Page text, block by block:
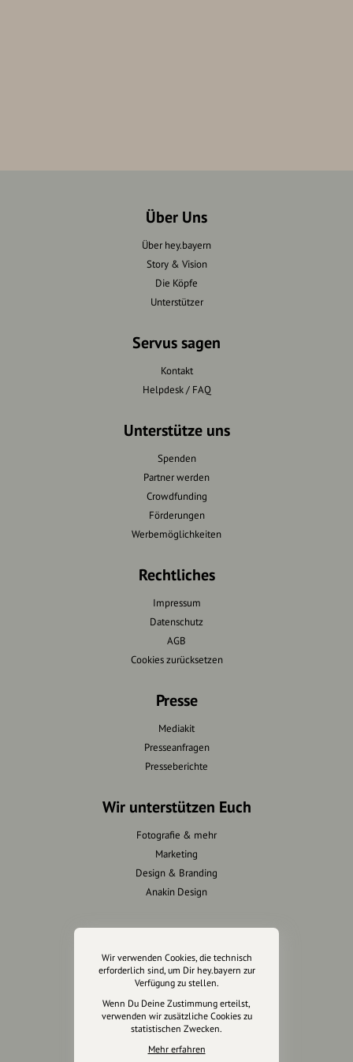
Über Uns
Über hey.bayern
Story & Vision
Die Köpfe
Unterstützer
Servus sagen
Kontakt
Helpdesk / FAQ
Unterstütze uns
Spenden
Partner werden
Crowdfunding
Förderungen
Werbemöglichkeiten
Rechtliches
Impressum
Datenschutz
AGB
Cookies zurücksetzen
Presse
Mediakit
Presseanfragen
Presseberichte
Wir unterstützen Euch
Fotografie & mehr
Marketing
Design & Branding
Anakin Design
Unterstütze
unsere Plattform
hey.bayern ist ein Projekt von
uns für unsere Region und
für alle, die uns besuchen
Wir verwenden Cookies, die technisch
erforderlich sind, um Dir hey.bayern zur
Verfügung zu stellen.
Wenn Du Deine Zustimmung erteilst,
verwenden wir zusätzliche Cookies zu
statistischen Zwecken.
Mehr erfahren